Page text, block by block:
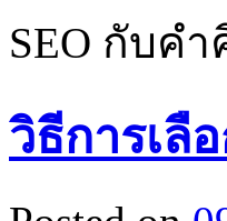
SEO กับคำ
วิธีการเลื